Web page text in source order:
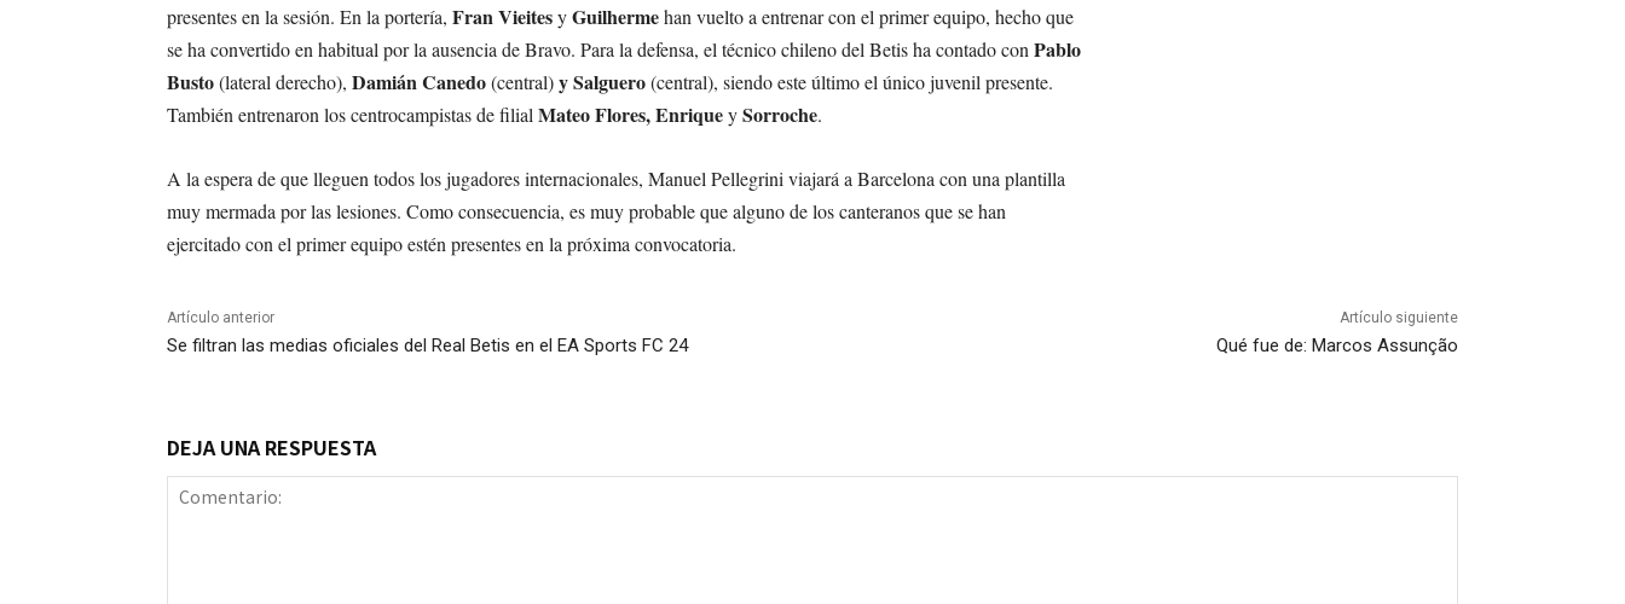
presentes en la sesión. En la portería, Fran VieitesyGuilhermehan vuelto a entrenar con el primer equipo, hecho que
se ha convertido en habitual por la ausencia de Bravo. Para la defensa, el técnico chileno del Betis ha contado conPablo
Busto(lateral derecho), Damián Canedo(central)y Salguero(central), siendo este último el único juvenil presente.
También entrenaron los centrocampistas de filialMateo Flores, EnriqueySorroche.
A la espera de que lleguen todos los jugadores internacionales, Manuel Pellegrini viajará a Barcelona con una plantilla
muy mermada por las lesiones. Como consecuencia, es muy probable que alguno de los canteranos que se han
ejercitado con el primer equipo estén presentes en la próxima convocatoria.
Artículo anterior
Se filtran las medias oficiales del Real Betis en el EA Sports FC 24
Artículo siguiente
Qué fue de: Marcos Assunção
DEJA UNA RESPUESTA